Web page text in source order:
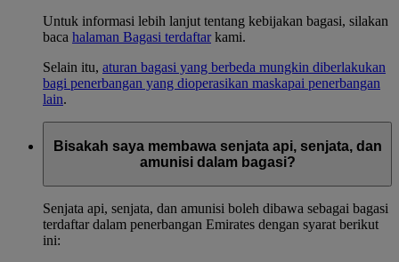
Untuk informasi lebih lanjut tentang kebijakan bagasi, silakan
baca halaman Bagasi terdaftarkami.
Selain itu, aturan bagasi yang berbeda mungkin diberlakukan
bagi penerbangan yang dioperasikan maskapai penerbangan
lain.
Bisakah saya membawa senjata api, senjata, dan
amunisi dalam bagasi?
Senjata api, senjata, dan amunisi boleh dibawa sebagai bagasi
terdaftar dalam penerbangan Emirates dengan syarat berikut
ini: